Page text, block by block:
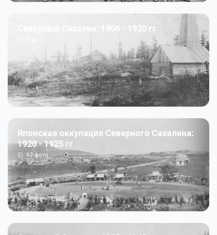
Северный Сахалин: 1906 - 1920 гг
Японская оккупация Северного Сахалина:
1920 - 1925 гг
97 фото